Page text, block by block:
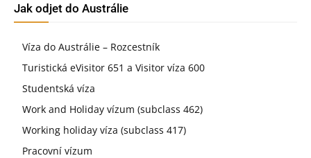
Jak odjet do Austrálie
Víza do Austrálie – Rozcestník
Turistická eVisitor 651 a Visitor víza 600
Studentská víza
Work and Holiday vízum (subclass 462)
Working holiday víza (subclass 417)
Pracovní vízum